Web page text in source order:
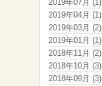
2019年07月 (1)
2019年04月 (1)
2019年03月 (2)
2019年01月 (1)
2018年11月 (2)
2018年10月 (3)
2018年09月 (3)